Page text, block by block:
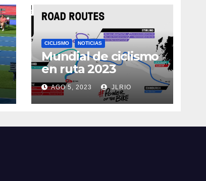
CICLISMO NOTICIAS
Mundial de ciclismo
en ruta 2023
AGO 5, 2023 JLRIO